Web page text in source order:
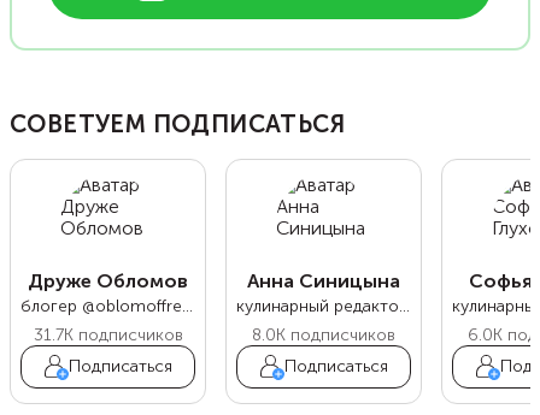
СОВЕТУЕМ ПОДПИСАТЬСЯ
Друже Обломов
блогер @oblomoffrecipe
31.7Kподписчиков
Подписаться
Анна Синицына
кулинарный редактор Food.ru
8.0K подписчиков
Подписаться
Софья
6.0K